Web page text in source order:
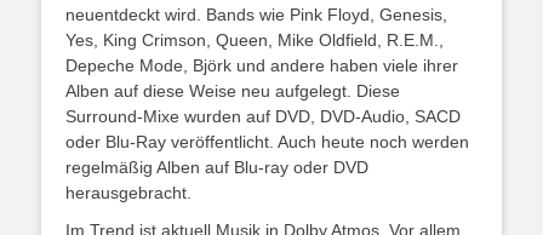
neuentdeckt wird. Bands wie Pink Floyd, Genesis,
Yes, King Crimson, Queen, Mike Oldfield, R.E.M.,
Depeche Mode, Björk und andere haben viele ihrer
Alben auf diese Weise neu aufgelegt. Diese
Surround-Mixe wurden auf DVD, DVD-Audio, SACD
oder Blu-Ray veröffentlicht. Auch heute noch werden
regelmäßig Alben auf Blu-ray oder DVD
herausgebracht.
Im Trend ist aktuell Musik in Dolby Atmos. Vor allem